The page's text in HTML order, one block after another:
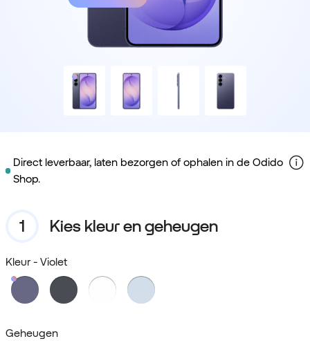
Direct leverbaar, laten bezorgen of ophalen in de Odido
Shop.
Kies kleur en geheugen
Kleur - Violet
Geheugen